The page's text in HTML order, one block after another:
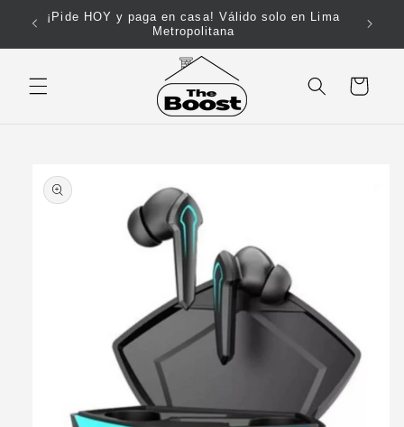
directamente
¡Pide HOY y paga en casa! Válido solo en Lima
Metropolitana
Carrito
información